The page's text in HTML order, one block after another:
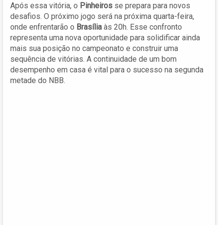
Após essa vitória, o Pinheiros se prepara para novos
desafios. O próximo jogo será na próxima quarta-feira,
onde enfrentarão o Brasília às 20h. Esse confronto
representa uma nova oportunidade para solidificar ainda
mais sua posição no campeonato e construir uma
sequência de vitórias. A continuidade de um bom
desempenho em casa é vital para o sucesso na segunda
metade do NBB.